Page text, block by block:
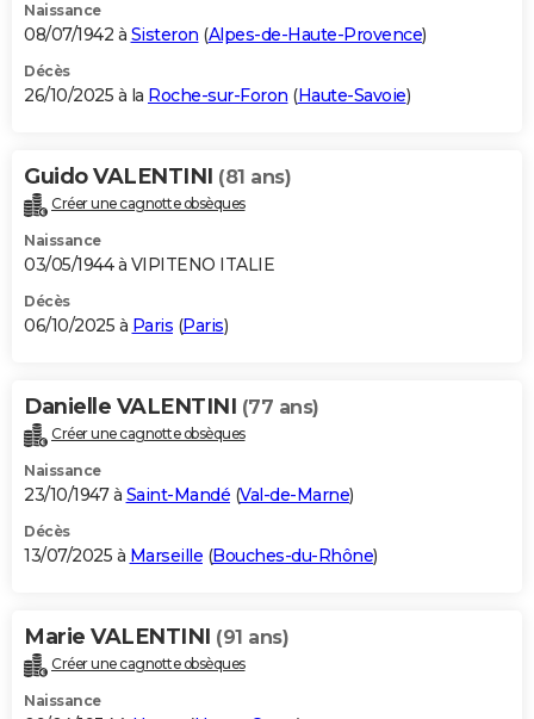
Naissance
08/07/1942 à Sisteron (Alpes-de-Haute-Provence)
Décès
26/10/2025 à la Roche-sur-Foron (Haute-Savoie)
Guido VALENTINI (81 ans)
Créer une cagnotte obsèques
Naissance
03/05/1944 à VIPITENO ITALIE
Décès
06/10/2025 à Paris (Paris)
Danielle VALENTINI (77 ans)
Créer une cagnotte obsèques
Naissance
23/10/1947 à Saint-Mandé (Val-de-Marne)
Décès
13/07/2025 à Marseille (Bouches-du-Rhône)
Marie VALENTINI (91 ans)
Créer une cagnotte obsèques
Naissance